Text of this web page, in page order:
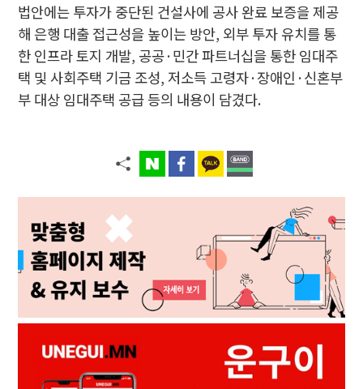
법안에는 투자가 중단된 건설사에 공사 완료 보증을 제공
해 은행 대출 접근성을 높이는 방안, 외부 투자 유치를 통
한 인프라 토지 개발, 공공·민간 파트너십을 통한 임대주
택 및 사회주택 기금 조성, 저소득 고령자·장애인·신혼부
부 대상 임대주택 공급 등의 내용이 담겼다.